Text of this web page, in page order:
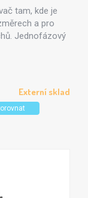
tam, kde je
a pro
Jednofázový
prostorem.
Externí sklad